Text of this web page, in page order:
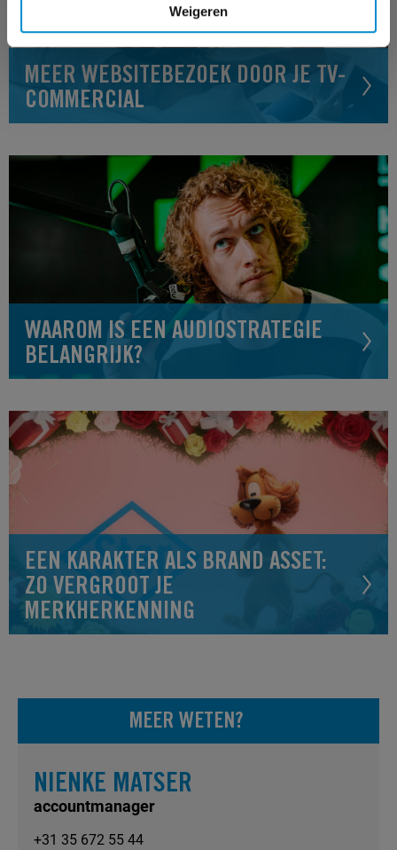
Weigeren
MEER WEBSITEBEZOEK DOOR JE TV-
COMMERCIAL
WAAROM IS EEN AUDIOSTRATEGIE
BELANGRIJK?
EEN KARAKTER ALS BRAND ASSET:
ZO VERGROOT JE
MERKHERKENNING
MEER WETEN?
NIENKE MATSER
accountmanager
+31 35 672 55 44